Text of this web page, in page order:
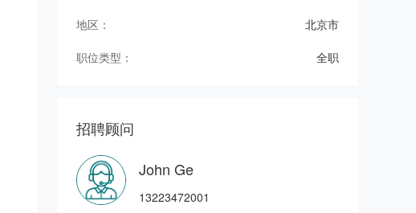
地区： 北京市
职位类型： 全职
招聘顾问
John Ge
13223472001